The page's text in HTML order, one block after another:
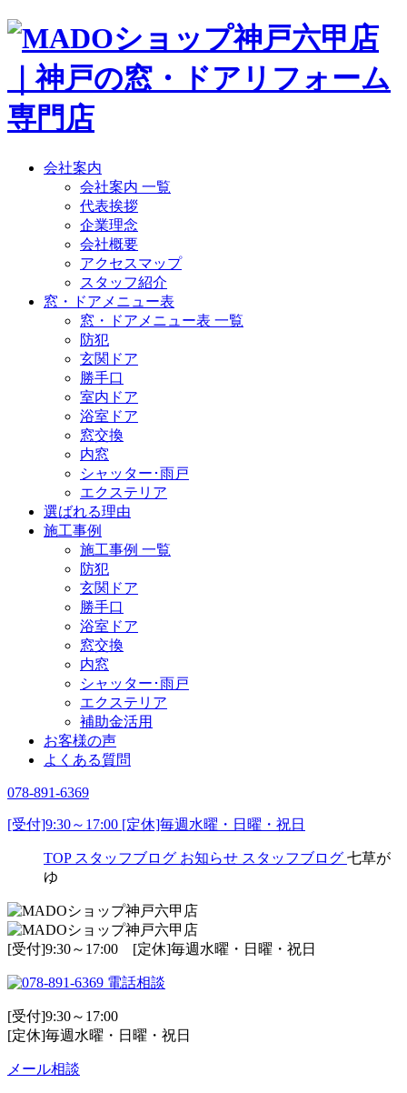
会社案内
会社案内 一覧
代表挨拶
企業理念
会社概要
アクセスマップ
スタッフ紹介
窓・ドアメニュー表
窓・ドアメニュー表 一覧
防犯
玄関ドア
勝手口
室内ドア
浴室ドア
窓交換
内窓
シャッター･雨戸
エクステリア
選ばれる理由
施工事例
施工事例 一覧
防犯
玄関ドア
勝手口
浴室ドア
窓交換
内窓
シャッター･雨戸
エクステリア
補助金活用
お客様の声
よくある質問
078-891-6369
[受付]9:30～17:00 [定休]毎週水曜・日曜・祝日
TOP スタッフブログ お知らせ スタッフブログ 七草が
ゆ
[受付]9:30～17:00 [定休]毎週水曜・日曜・祝日
電話相談
[受付]9:30～17:00
[定休]毎週水曜・日曜・祝日
メール相談